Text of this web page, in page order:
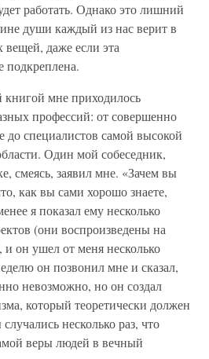
работать. Однако это лишний
души каждый из нас верит в
даже если эта
подкреплена.
книгой мне приходилось
профессий: от совершенно
до специалистов самой высокой
Один мой собеседник,
смеясь, заявил мне. «Зачем вы
как вы сами хорошо знаете,
я показал ему несколько
(они воспроизведены на
и он ушел от меня несколько
он позвонил мне и сказал,
невозможно, но он создал
который теоретически должен
несколько раз, что
веры людей в вечный